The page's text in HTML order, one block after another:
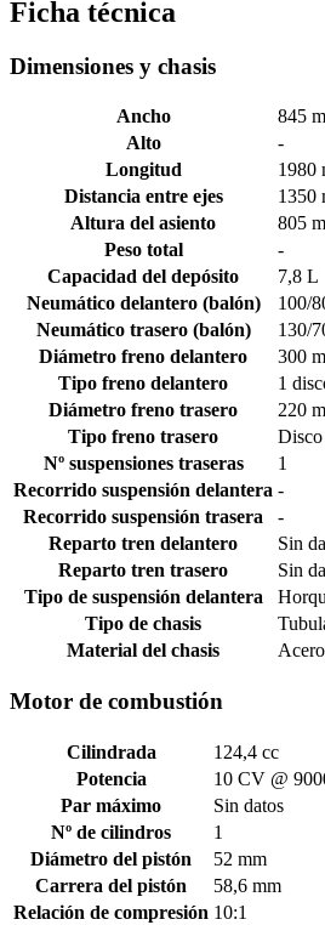
Ficha técnica
Dimensiones y chasis
Ancho
845
Alto
-
Longitud
1980
Distancia entre ejes
1350
Altura del asiento
805
Peso total
-
Capacidad del depósito
7,8 L
Neumático delantero (balón)
100/
Neumático trasero (balón)
130/
Diámetro freno delantero
300
Tipo freno delantero
1
Diámetro freno trasero
220
Tipo freno trasero
Disco
Nº suspensiones traseras
1
Recorrido suspensión delantera -
Recorrido suspensión trasera
-
Reparto tren delantero
Sin
Reparto tren trasero
Sin
Tipo de suspensión delantera
Tipo de chasis
Material del chasis
Acero
Motor de combustión
Cilindrada
124,4 cc
Potencia
10 CV @
Par máximo
Sin datos
Nº de cilindros
1
Diámetro del pistón
52 mm
Carrera del pistón
58,6 mm
Relación de compresión 10:1